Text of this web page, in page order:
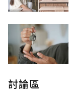
討論區